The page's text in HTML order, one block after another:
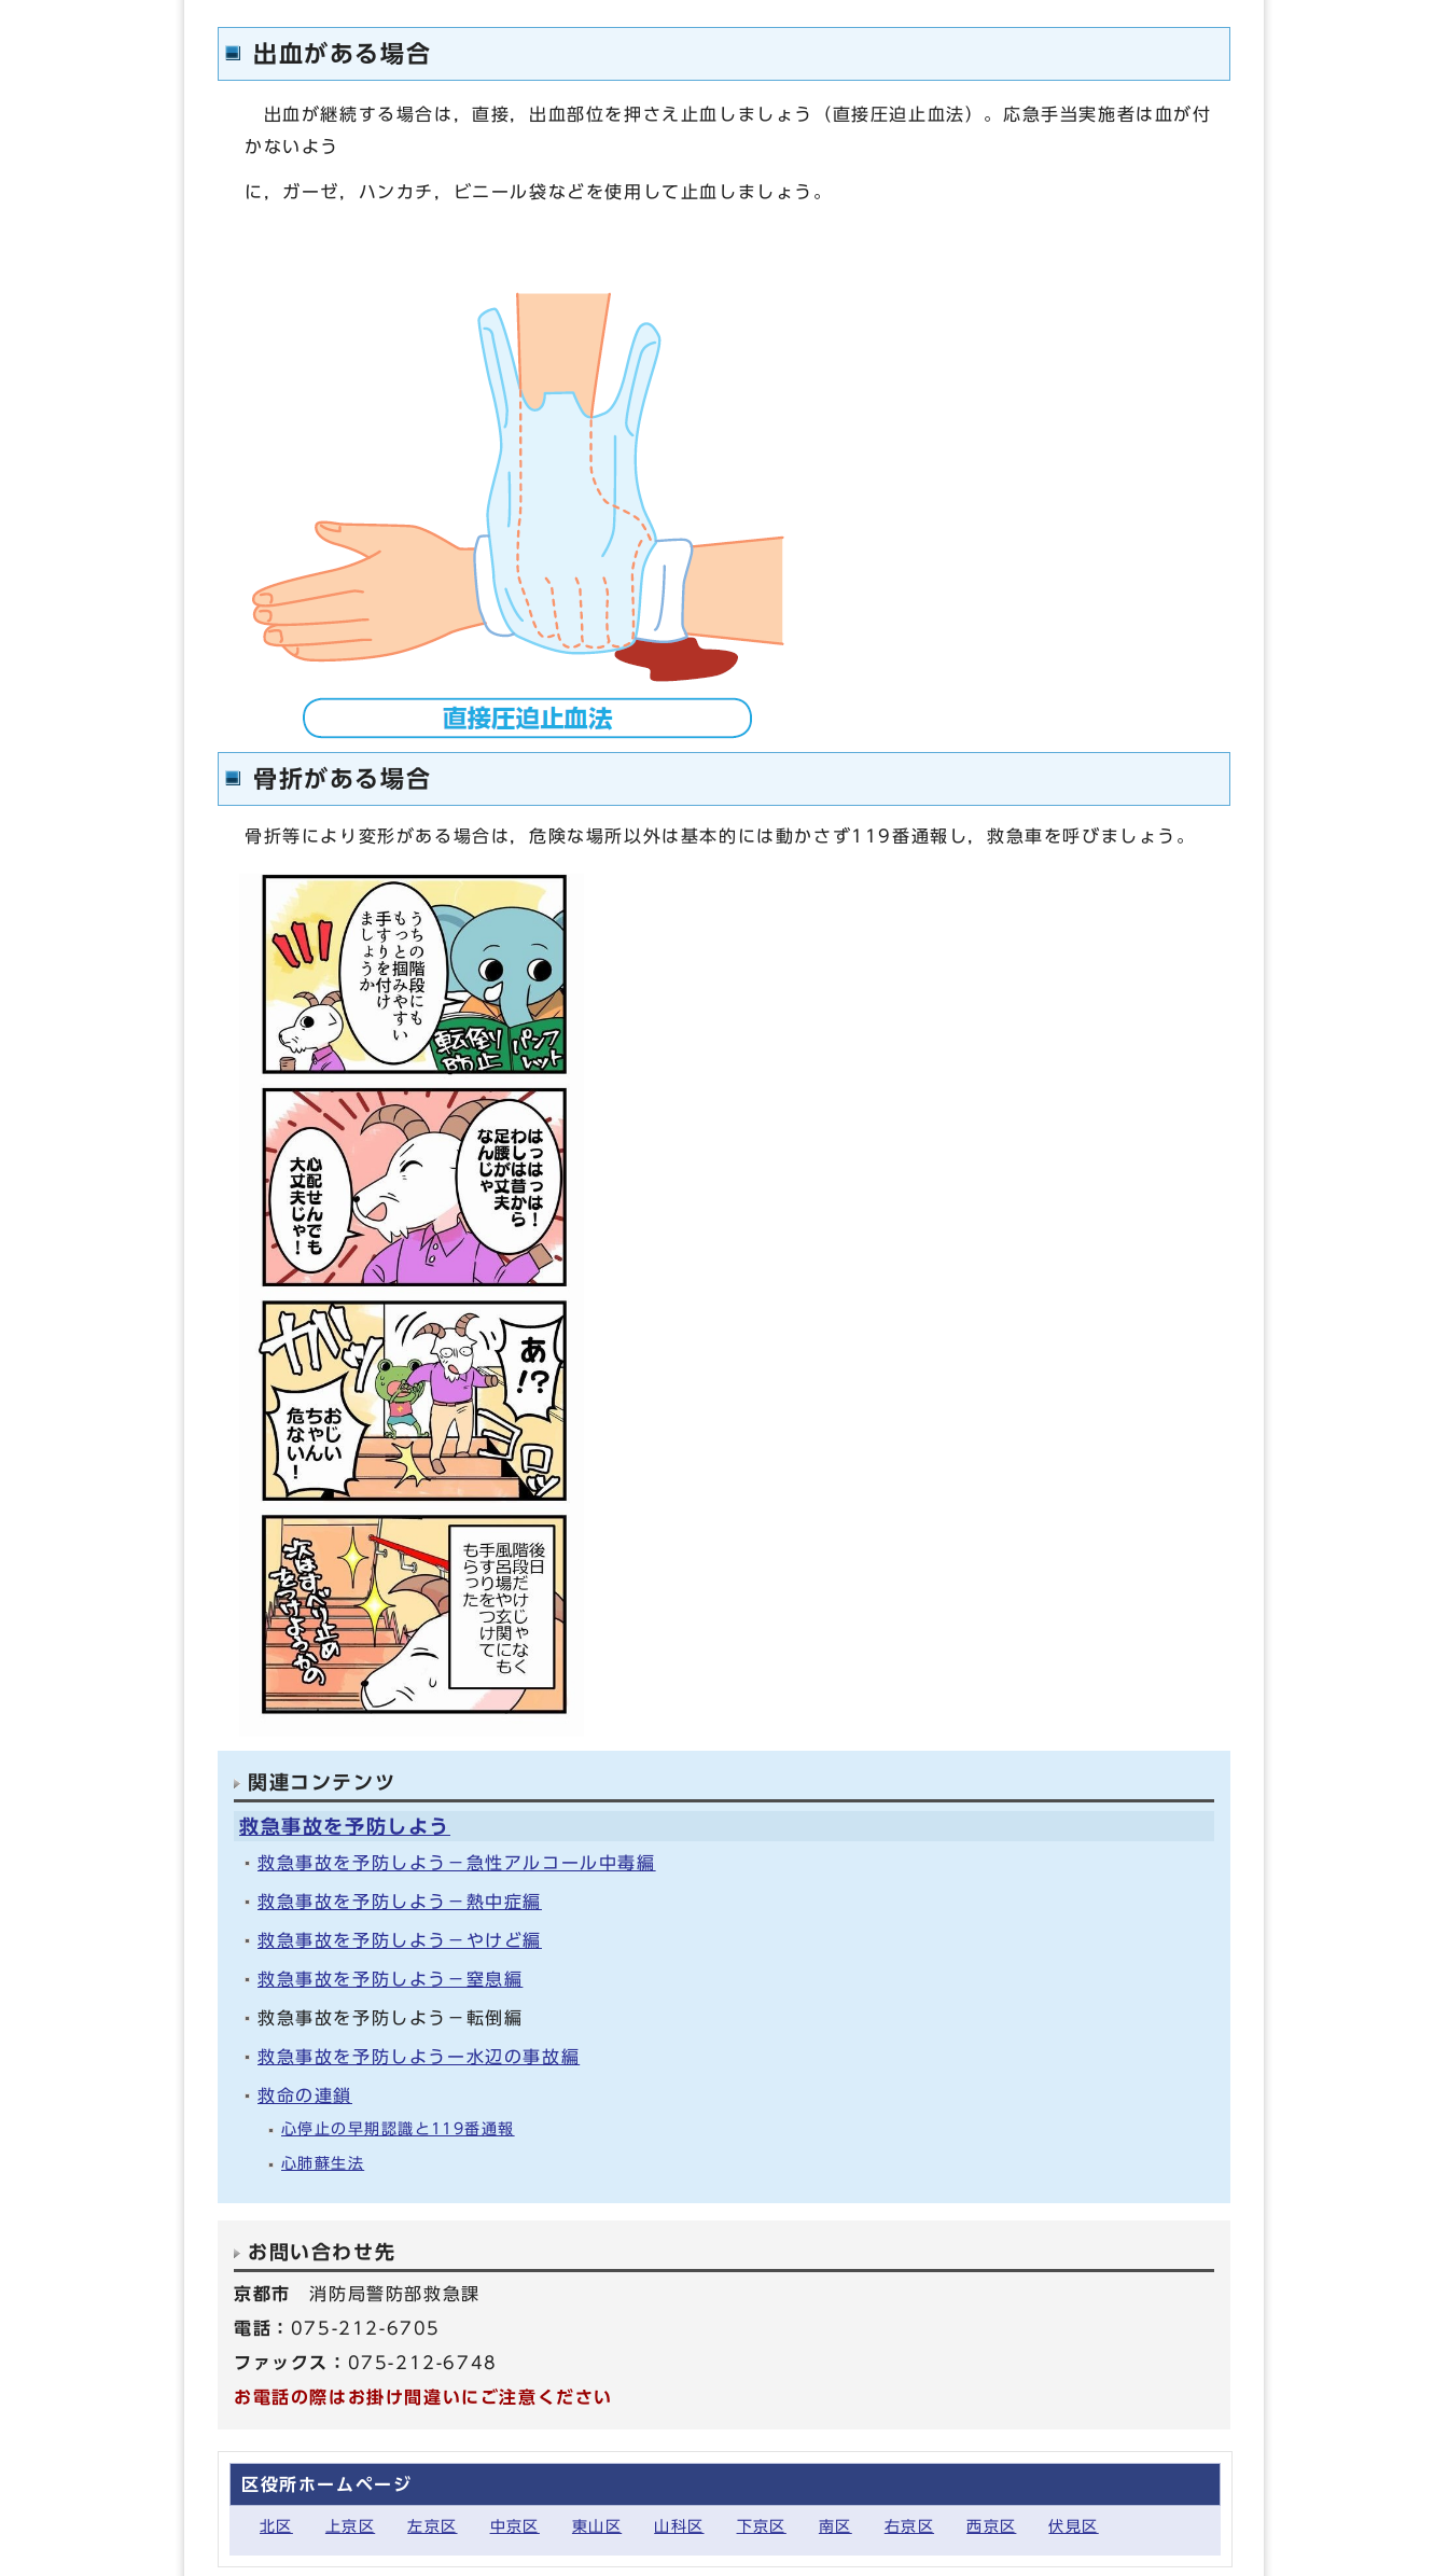
出血がある場合
出血が継続する場合は，直接，出血部位を押さえ止血しましょう（直接圧迫止血法）。応急手当実施者は血が付
かないよう
に，ガーゼ，ハンカチ，ビニール袋などを使用して止血しましょう。
骨折がある場合
骨折等により変形がある場合は，危険な場所以外は基本的には動かさず119番通報し，救急車を呼びましょう。
関連コンテンツ
救急事故を予防しよう
救急事故を予防しよう－急性アルコール中毒編
救急事故を予防しよう－熱中症編
救急事故を予防しよう－やけど編
救急事故を予防しよう－窒息編
救急事故を予防しよう－転倒編
救急事故を予防しようー水辺の事故編
救命の連鎖
心停止の早期認識と119番通報
心肺蘇生法
お問い合わせ先
京都市消防局警防部救急課
電話： 075-212-6705
ファックス： 075-212-6748
お電話の際はお掛け間違いにご注意ください
区役所ホームページ
北区 上京区 左京区 中京区 東山区 山科区 下京区 南区 右京区 西京区 伏見区